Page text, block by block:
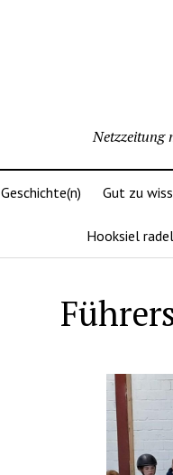
Netzzeitung
Geschichte(n) Gut zu
Hooksiel